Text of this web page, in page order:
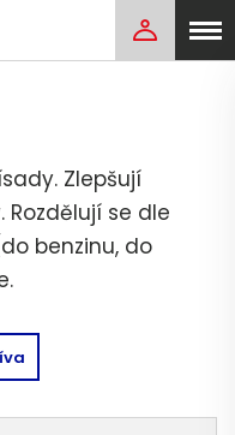
Zlepšují
se dle
benzinu, do